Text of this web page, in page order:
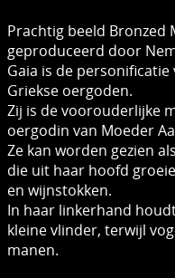
Prachtig beeld Bronzed
geproduceerd door
Gaia is de
Griekse oergoden.
Zij is de voorouderlijke
oergodin van Moeder
Ze kan worden gezien
die uit haar hoofd
en wijnstokken.
In haar linkerhand
kleine vlinder, terwijl
manen.